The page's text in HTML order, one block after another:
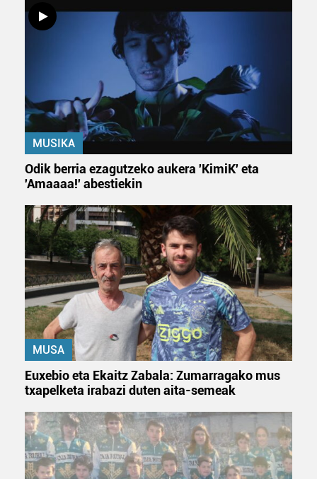
interes komertzial legitimoetan babesten dira. Ikusi gure
bazkideen zerrenda, beren ustez zein helburutarako
duten interes legitimoa eta horren aurka nola egin
Lortu zure datu pertsonalak prozesatzeko moduari
buruzko informazio gehiago eta ezarri zure lehentasunak
datuen atalean. Edozein unetan alda edo ken dezakezu
fitxategiak erabiltzen ditu. Zure esperientzia eta
zerbitzuak hobetzeko asmoz, cookie teknologiaz
baliatzen gara. Ohar hau onartuz gero, teknologia hori
erabiltzeko baimen esplizitua ematen diguzu.Gehiago
irakurri
MUSIKA
Odik berria ezagutzeko aukera 'KimiK' eta
'Amaaaa!' abestiekin
MUSA
Euxebio eta Ekaitz Zabala: Zumarragako mus
txapelketa irabazi duten aita-semeak